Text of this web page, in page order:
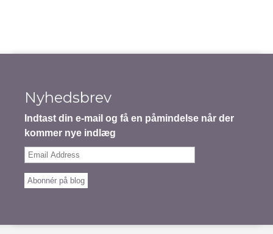
Nyhedsbrev
Indtast din e-mail og få en påmindelse når der
kommer nye indlæg
Email
Abonnér på blog